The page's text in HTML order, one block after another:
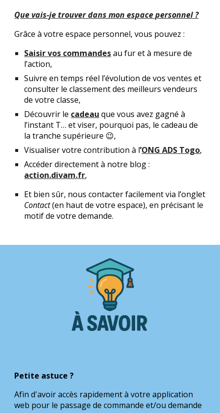
Que vais-je trouver dans mon espace personnel ?
Grâce à votre espace personnel, vous pouvez :
Saisir vos commandesau fur et à mesure de
l’action,
Suivre en temps réel l’évolution de vos ventes et
consulter le classement des meilleurs vendeurs
de votre classe,
Découvrir le cadeau que vous avez gagné à
l’instant T… et viser, pourquoi pas, le cadeau de
la tranche supérieure 😉,
Visualiser votre contribution à l’ONG ADS Togo,
Accéder directement à notre blog :
action.divam.fr,
Et bien sûr, nous contacter facilement via l’onglet
Contact(en haut de votre espace), en précisant le
motif de votre demande.
Petite astuce ?
Afin d'avoir accès rapidement à votre application
web pour le passage de commande et/ou demande